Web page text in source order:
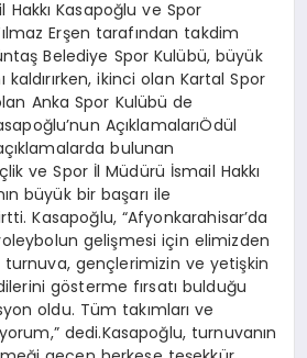
Kasapoğlu ve Spor
Erşen tarafından takdim
Belediye Spor Kulübü, büyük
kaldırırken, ikinci olan Kartal Spor
Anka Spor Kulübü de
AçıklamalarıÖdül
bulunan
ve Spor İl Müdürü İsmail Hakkı
büyük bir başarı ile
Kasapoğlu, “Afyonkarahisar’da
gelişmesi için elimizden
turnuva, gençlerimizin ve yetişkin
gösterme fırsatı bulduğu
oldu. Tüm takımları ve
dedi.Kasapoğlu, turnuvanın